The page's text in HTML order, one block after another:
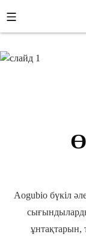
Aogubio бүкіл
ұнтақтарын,